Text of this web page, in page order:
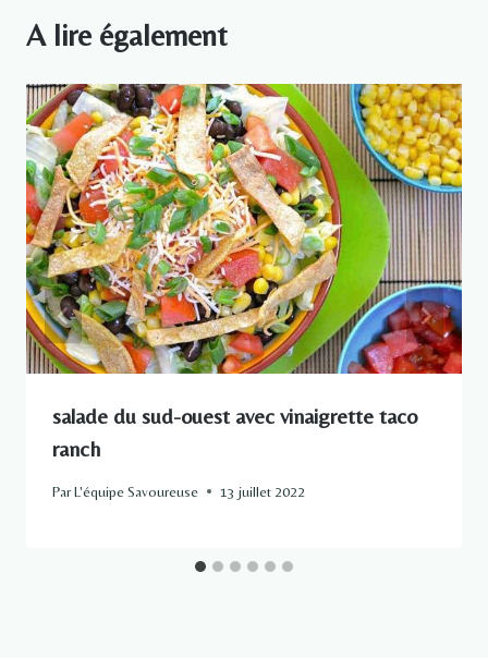
A lire également
salade du sud-ouest avec vinaigrette taco
ranch
ParL'équipe Savoureuse 13 juillet 2022